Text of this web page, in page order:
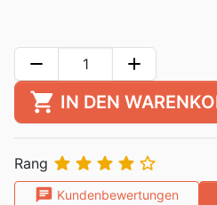
remove add
shopping_cart IN DEN
Rang     
chat Kundenbewertungen